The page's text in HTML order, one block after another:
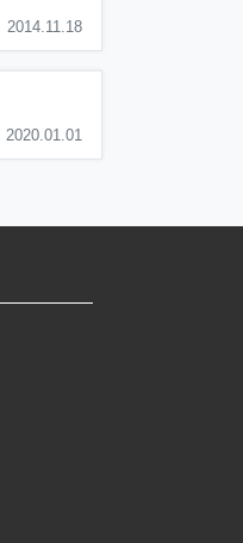
2014.11.18
2020.01.01